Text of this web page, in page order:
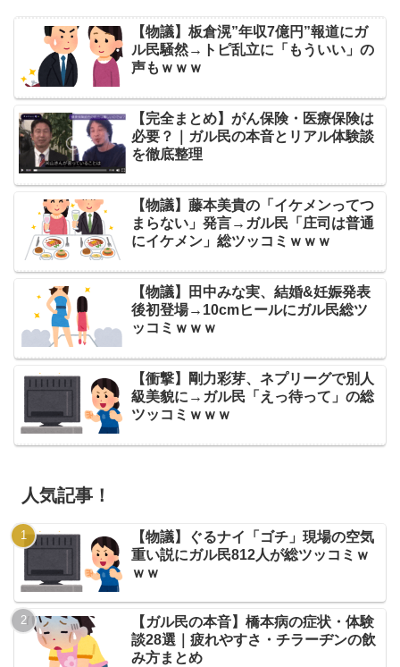
【物議】板倉滉”年収7億円”報道にガ
ル民騒然→トピ乱立に「もういい」の
声もｗｗｗ
【完全まとめ】がん保険・医療保険は
必要？｜ガル民の本音とリアル体験談
を徹底整理
【物議】藤本美貴の「イケメンってつ
まらない」発言→ガル民「庄司は普通
にイケメン」総ツッコミｗｗｗ
【物議】田中みな実、結婚&妊娠発表
後初登場→10cmヒールにガル民総ツ
ッコミｗｗｗ
【衝撃】剛力彩芽、ネプリーグで別人
級美貌に→ガル民「えっ待って」の総
ツッコミｗｗｗ
人気記事！
【物議】ぐるナイ「ゴチ」現場の空気
重い説にガル民812人が総ツッコミｗ
ｗｗ
【ガル民の本音】橋本病の症状・体験
談28選｜疲れやすさ・チラーヂンの飲
み方まとめ